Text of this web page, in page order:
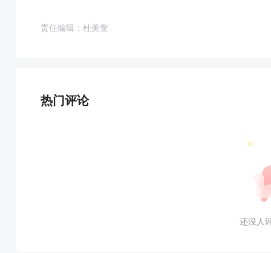
责任编辑：杜美萱
热门评论
还没人